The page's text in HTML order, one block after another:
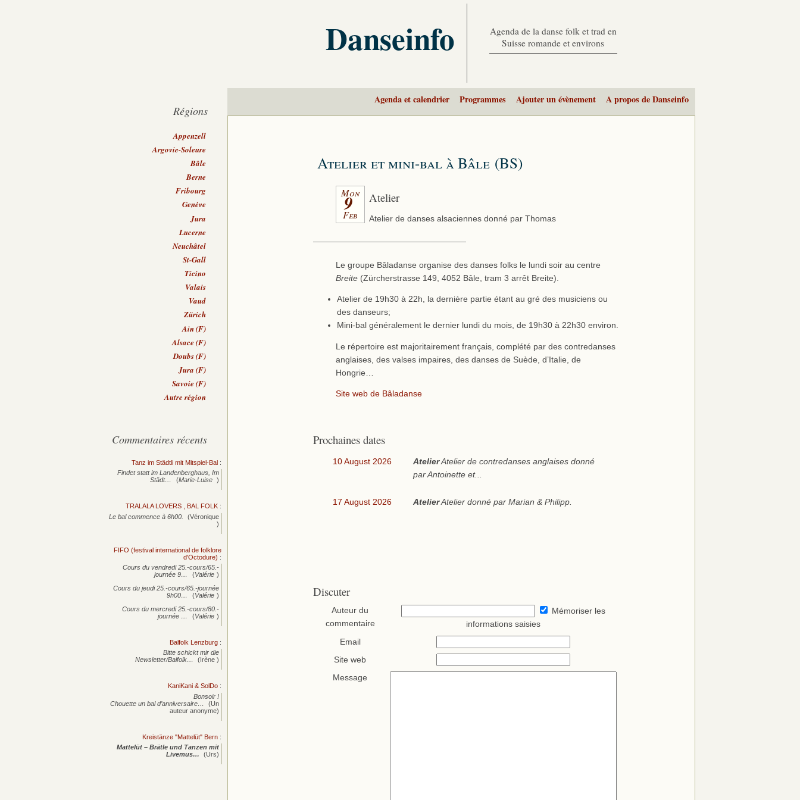
Danseinfo
Agenda de la danse folk et trad en
Suisse romande et environs
Agenda et calendrier Programmes Ajouter un évènement A propos de Danseinfo
Atelier et mini-bal à Bâle (BS)
Mon
9
Feb
Atelier
Atelier de danses alsaciennes donné par Thomas
Le groupe Bâladanse organise des danses folks le lundi soir au centre
Breite(Zürcherstrasse 149, 4052 Bâle, tram 3 arrêt Breite).
Atelier de 19h30 à 22h, la dernière partie étant au gré des musiciens ou
des danseurs;
Mini-bal généralement le dernier lundi du mois, de 19h30 à 22h30 environ.
Le répertoire est majoritairement français, complété par des contredanses
anglaises, des valses impaires, des danses de Suède, d’Italie, de
Hongrie…
Site web de Bâladanse
Prochaines dates
10 August 2026 AtelierAtelier de contredanses anglaises donné
par Antoinette et...
17 August 2026 AtelierAtelier donné par Marian & Philipp.
Discuter
Auteur du
commentaire
Mémoriser les
informations saisies
Email
Site web
Message
Régions
Appenzell
Argovie-Soleure
Bâle
Berne
Fribourg
Genève
Jura
Lucerne
Neuchâtel
St-Gall
Ticino
Valais
Vaud
Zürich
Ain (F)
Alsace (F)
Doubs (F)
Jura (F)
Savoie (F)
Autre région
Commentaires récents
Tanz im Städtli mit Mitspiel-Bal :
Findet statt im Landenberghaus, Im
Städt…
(Marie-Luise )
TRALALA LOVERS , BAL FOLK :
Le bal commence à 6h00.
(Véronique
)
FIFO (festival international de folklore
d'Octodure) :
Cours du vendredi 25.-cours/65.-
journée 9… (Valérie )
Cours du jeudi 25.-cours/65.-journée
9h00…
(Valérie )
Cours du mercredi 25.-cours/80.-
journée … (Valérie )
Balfolk Lenzburg :
Bitte schickt mir die
Newsletter/Balfolk…
(Irène )
KaniKani & SolDo :
Bonsoir !
Chouette un bal d’anniversaire…
(Un
auteur anonyme)
Kreistänze "Mattelüt" Bern :
Mattelüt – Brätle und Tanzen mit
Livemus…
(Urs)